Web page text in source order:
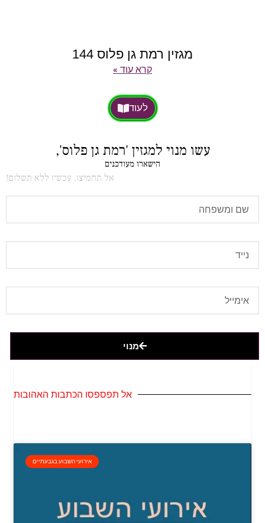
מגזין רמת גן פלוס 144
קרא עוד »
לעוד
עשו מנוי למגזין 'רמת גן פלוס',
הישארו מעודכנים
אל תחמיצו, עכשיו ללא תשלום!
מנוי
אל תפספסו הכתבות האהובות
אירועי השבוע בגבעתיים